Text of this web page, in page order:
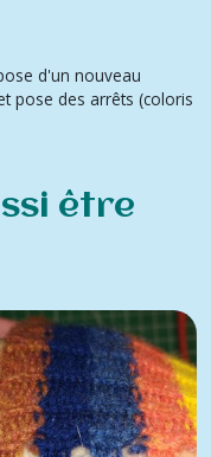
d'un nouveau
pose des arrêts (coloris
être